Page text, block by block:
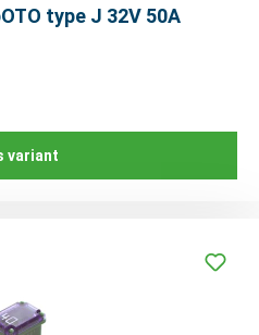
type J 32V 50A
variant